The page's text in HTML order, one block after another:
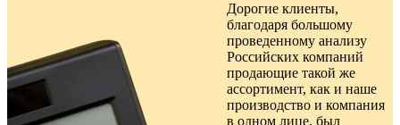
Дорогие клиенты,
благодаря большому
проведенному анализу
Российских компаний
продающие такой же
ассортимент, как и наше
производство и компания
в одном лице, был